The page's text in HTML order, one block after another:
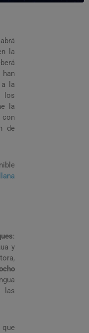
la
a la
los
la
de
:
y
las